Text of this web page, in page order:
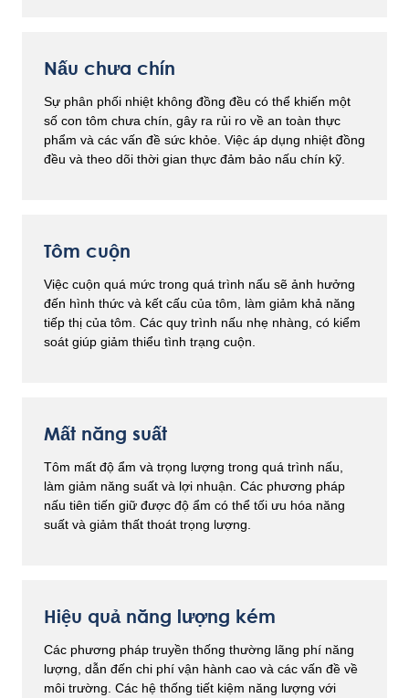
Nấu chưa chín
Sự phân phối nhiệt không đồng đều có thể khiến một
số con tôm chưa chín, gây ra rủi ro về an toàn thực
phẩm và các vấn đề sức khỏe. Việc áp dụng nhiệt đồng
đều và theo dõi thời gian thực đảm bảo nấu chín kỹ.
Tôm cuộn
Việc cuộn quá mức trong quá trình nấu sẽ ảnh hưởng
đến hình thức và kết cấu của tôm, làm giảm khả năng
tiếp thị của tôm. Các quy trình nấu nhẹ nhàng, có kiểm
soát giúp giảm thiểu tình trạng cuộn.
Mất năng suất
Tôm mất độ ẩm và trọng lượng trong quá trình nấu,
làm giảm năng suất và lợi nhuận. Các phương pháp
nấu tiên tiến giữ được độ ẩm có thể tối ưu hóa năng
suất và giảm thất thoát trọng lượng.
Hiệu quả năng lượng kém
Các phương pháp truyền thống thường lãng phí năng
lượng, dẫn đến chi phí vận hành cao và các vấn đề về
môi trường. Các hệ thống tiết kiệm năng lượng với